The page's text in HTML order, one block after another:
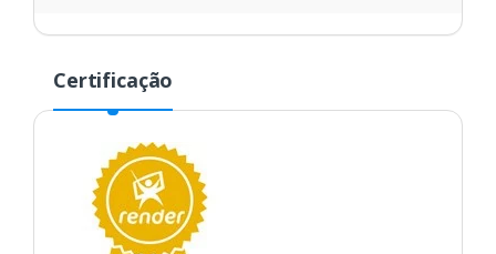
Certificação